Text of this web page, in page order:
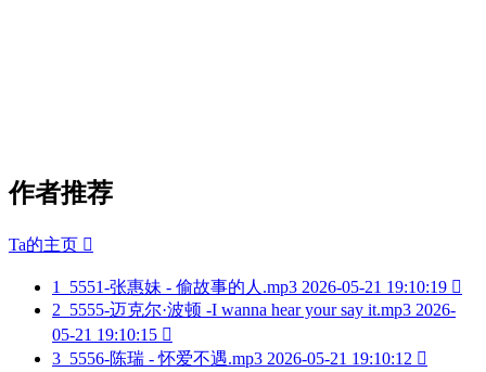
作者推荐
Ta的主页 
1 5551-张惠妹 - 偷故事的人.mp3 2026-05-21 19:10:19 
2 5555-迈克尔·波顿 -I wanna hear your say it.mp3 2026-
05-21 19:10:15 
3 5556-陈瑞 - 怀爱不遇.mp3 2026-05-21 19:10:12 